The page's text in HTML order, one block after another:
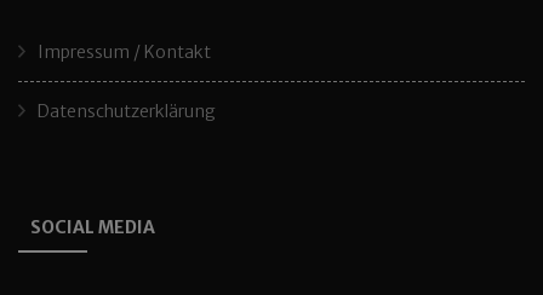
Impressum / Kontakt
Datenschutzerklärung
SOCIAL MEDIA